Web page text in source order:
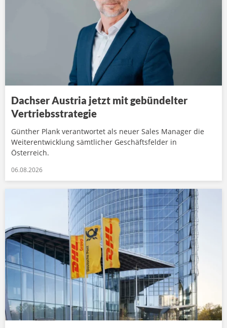
Dachser Austria jetzt mit gebündelter
Vertriebsstrategie
Günther Plank verantwortet als neuer Sales Manager die
Weiterentwicklung sämtlicher Geschäftsfelder in
Österreich.
06.08.2026